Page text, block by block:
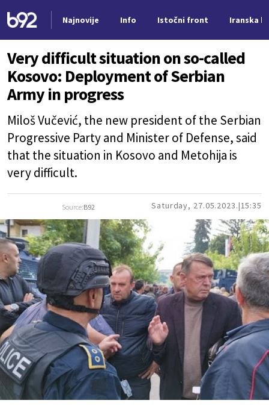
Najnovije Info Istočni front Iranska
Very difficult situation on so-called
Kosovo: Deployment of Serbian
Army in progress
Miloš Vučević, the new president of the Serbian
Progressive Party and Minister of Defense, said
that the situation in Kosovo and Metohija is
very difficult.
Source:B92 Saturday, 27.05.2023. 15:35